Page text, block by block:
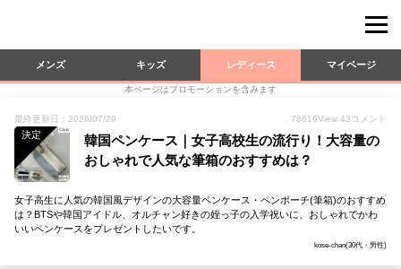
メンズ キッズ レディース マイページ
本ページはプロモーションを含みます
最終更新日：2026/07/29 78616View 43 コメント
決定
韓国ペンケース｜女子高校生の流行り！大容量の
おしゃれで人気な筆箱のおすすめは？
女子高生に人気の韓国風デザインの大容量ペンケース・ペンポーチ(筆箱)のおすすめ
は？BTSや韓国アイドル、オルチャン好きの姪っ子の入学祝いに、おしゃれでかわ
いいペンケースをプレゼントしたいです。
kose-chan(30代・男性)